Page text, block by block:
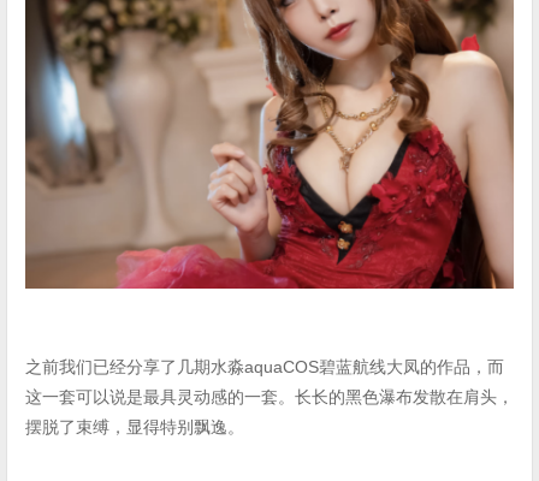
之前我们已经分享了几期水淼aquaCOS碧蓝航线大凤的作品，而
这一套可以说是最具灵动感的一套。长长的黑色瀑布发散在肩头，
摆脱了束缚，显得特别飘逸。